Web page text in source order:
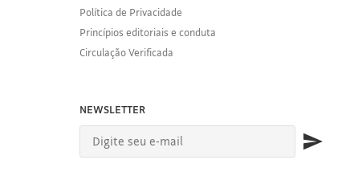
Política de Privacidade
Princípios editoriais e conduta
Circulação Verificada
NEWSLETTER